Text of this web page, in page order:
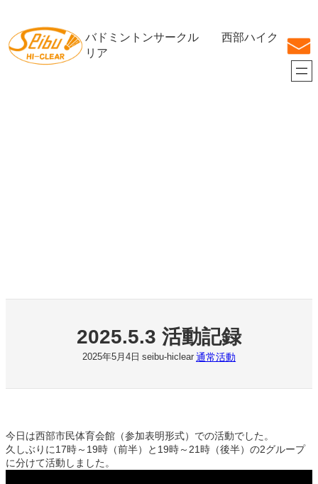
を
ス
バドミントンサークル 西部ハイク
リア
2025.5.3 活動記録
2025年5月4日 seibu-hiclear 通常活動
今日は西部市民体育会館（参加表明形式）での活動でした。
久しぶりに17時～19時（前半）と19時～21時（後半）の2グループ
に分けて活動しました。